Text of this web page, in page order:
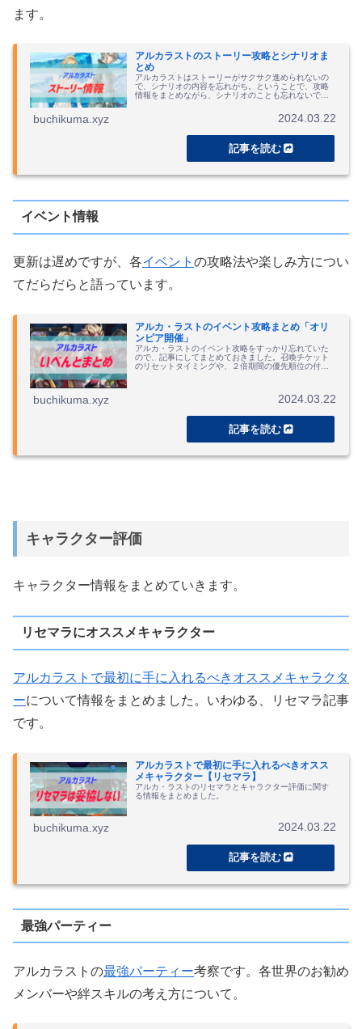
ます。
アルカラストのストーリー攻略とシナリオま
とめ
アルカラストはストーリーがサクサク進められないの
で、シナリオの内容を忘れがち。ということで、攻略
情報をまとめながら、シナリオのことも忘れないであ
す。アルカラストのシナリオアルカラストのシナリオ...
buchikuma.xyz 2024.03.22
イベント情報
更新は遅めですが、各イベント の攻略法や楽しみ方につい
てだらだらと語っています。
アルカ・ラストのイベント攻略まとめ「オリ
ンピア開催」
アルカ・ラストのイベント攻略をすっかり忘れていた
ので、記事にしてまとめておきました。召喚チケット
のリセットタイミングや、２倍期間の優先順位の付け
buchikuma.xyz 2024.03.22
キャラクター評価
キャラクター情報をまとめていきます。
リセマラにオススメキャラクター
アルカラストで最初に手に入れるべきオススメキャラクタ
ーについて情報をまとめました。いわゆる、リセマラ記事
です。
アルカラストで最初に手に入れるべきオスス
メキャラクター【リセマラ】
アルカ・ラストのリセマラとキャラクター評価に関す
る情報をまとめました。
buchikuma.xyz 2024.03.22
最強パーティー
アルカラストの最強パーティー考察です。各世界のお勧め
メンバーや絆スキルの考え方について。